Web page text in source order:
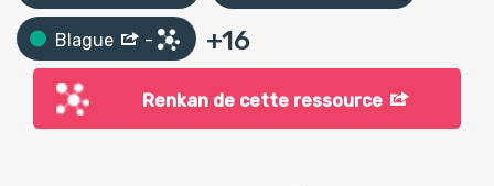
Blague - +16
Renkan de cette ressource